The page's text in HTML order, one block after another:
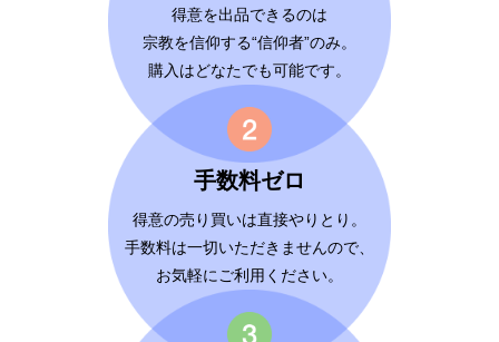
得意を出品できるのは
宗教を信仰する“信仰者”のみ。
購入はどなたでも可能です。
手数料ゼロ
得意の売り買いは直接やりとり。
手数料は一切いただきませんので、
お気軽にご利用ください。